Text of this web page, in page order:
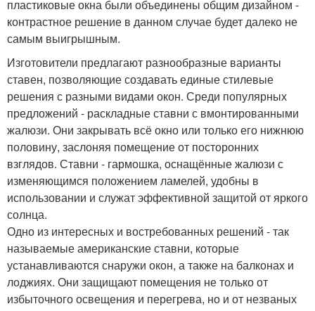
пластиковые окна были объединены общим дизайном -
контрастное решение в данном случае будет далеко не
самым выигрышным.
Изготовители предлагают разнообразные варианты
ставен, позволяющие создавать единые стилевые
решения с разными видами окон. Среди популярных
предложений - раскладные ставни с вмонтированными
жалюзи. Они закрывать всё окно или только его нижнюю
половину, заслоняя помещение от посторонних
взглядов. Ставни - гармошка, оснащённые жалюзи с
изменяющимся положением ламелей, удобны в
использовании и служат эффективной защитой от яркого
солнца.
Одно из интересных и востребованных решений - так
называемые американские ставни, которые
устанавливаются снаружи окон, а также на балконах и
лоджиях. Они защищают помещения не только от
избыточного освещения и перегрева, но и от незваных